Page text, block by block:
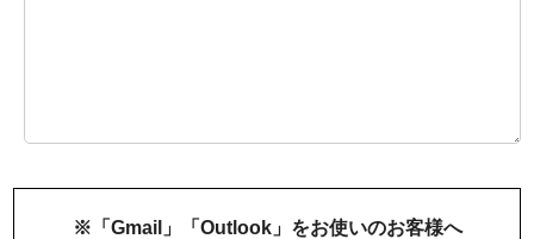
※「Gmail」「Outlook」をお使いのお客様へ